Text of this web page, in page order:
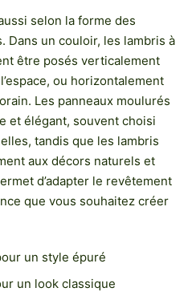
selon la forme des
Dans un couloir, les lambris à
être posés verticalement
ou horizontalement
Les panneaux moulurés
et élégant, souvent choisi
tandis que les lambris
aux décors naturels et
d’adapter le revêtement
que vous souhaitez créer
un style épuré
un look classique